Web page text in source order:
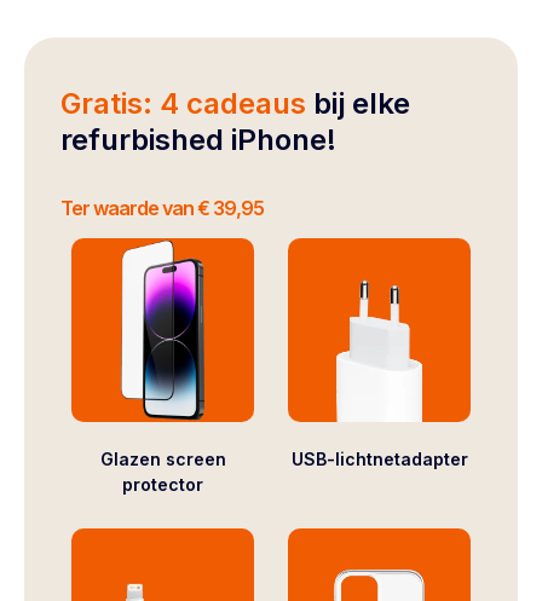
Gratis: 4 cadeaus bij elke
refurbished iPhone!
Ter waarde van € 39,95
Glazen screen
protector
USB-lichtnetadapter